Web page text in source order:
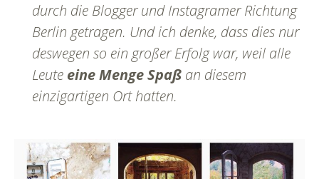
durch die Blogger und Instagramer Richtung
Berlin getragen. Und ich denke, dass dies nur
deswegen so ein großer Erfolg war, weil alle
Leute eine Menge Spaß an diesem
einzigartigen Ort hatten.